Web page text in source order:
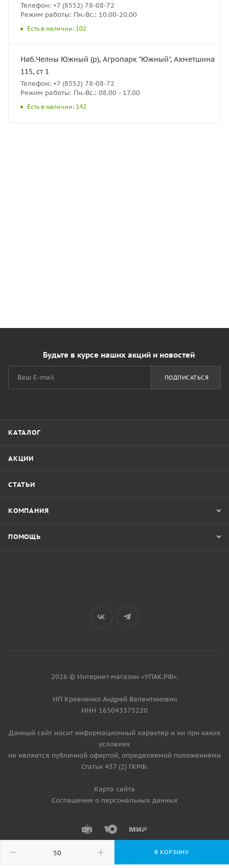
В КОРЗИНУ
Телефон: +7 (8552) 78-08-72
Режим работы: Пн.-Вс.: 10.00-20.00
Есть в наличии: 102
Наб.Челны Южный (р), Агропарк "Южный", Ахметшина
115, ст 1
Телефон: +7 (8552) 78-08-72
Режим работы: Пн.-Вс.: 08.00 - 17.00
Есть в наличии: 142
Будьте в курсе наших акций и новостей
ПОДПИСАТЬСЯ
КАТАЛОГ
АКЦИИ
СТАТЬИ
КОМПАНИЯ
ПОМОЩЬ
2026 © Интернет-магазин «УПАК.РФ».
ИП Кравченко Андрей Валентинович
ИНН 165043375220
Данный сайт носит информационный характер и ни при каких
условиях
не является публичной офертой, определяемой положениями
Статьи 437 (2) ГКРФ.
Карта сайта
Соглашение о персональных данных